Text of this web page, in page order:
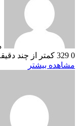
0
کمتر از چند
مشاهده بیشتر